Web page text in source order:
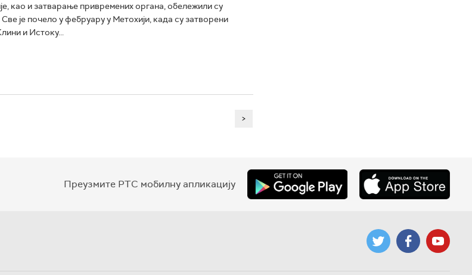
као и затварање привремених органа, обележили су
је почело у фебруару у Метохији, када су затворени
и Истоку...
>
Преузмите РТС мобилну апликацију